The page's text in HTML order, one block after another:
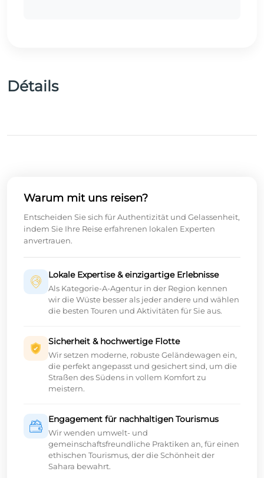
Détails
Warum mit uns reisen?
Entscheiden Sie sich für Authentizität und Gelassenheit,
indem Sie Ihre Reise erfahrenen lokalen Experten
anvertrauen.
Lokale Expertise & einzigartige Erlebnisse
Als Kategorie-A-Agentur in der Region kennen
wir die Wüste besser als jeder andere und wählen
die besten Touren und Aktivitäten für Sie aus.
Sicherheit & hochwertige Flotte
Wir setzen moderne, robuste Geländewagen ein,
die perfekt angepasst und gesichert sind, um die
Straßen des Südens in vollem Komfort zu
meistern.
Engagement für nachhaltigen Tourismus
Wir wenden umwelt- und
gemeinschaftsfreundliche Praktiken an, für einen
ethischen Tourismus, der die Schönheit der
Sahara bewahrt.